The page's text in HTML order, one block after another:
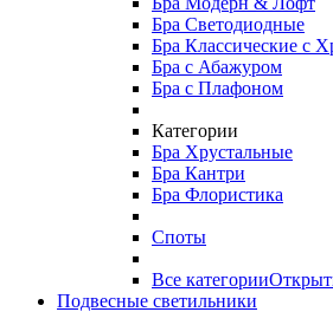
Бра Светодиодные
Бра Классические с
Бра с Абажуром
Бра с Плафоном
Категории
Бра Хрустальные
Бра Кантри
Бра Флористика
Споты
Все категории
Подвесные светильники